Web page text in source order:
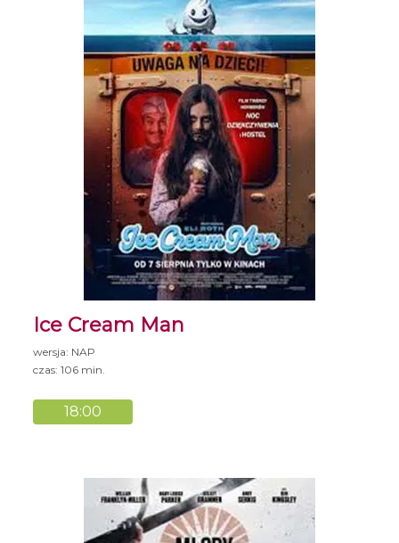
Ice Cream Man
wersja: NAP
czas: 106 min.
18:00